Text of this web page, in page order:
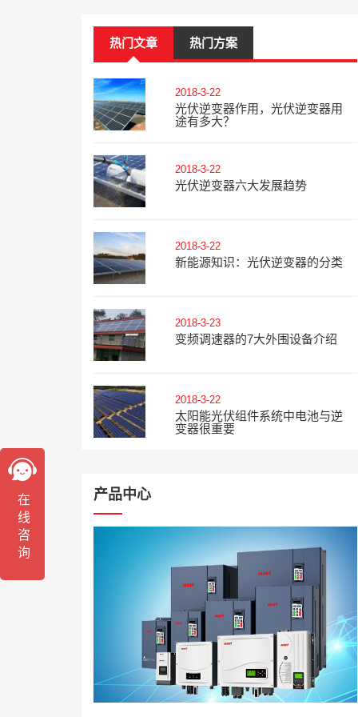
热门文章 热门方案
2018-3-22
光伏逆变器作用，光伏逆变器用
途有多大？
2018-3-22
光伏逆变器六大发展趋势
2018-3-22
新能源知识：光伏逆变器的分类
2018-3-23
变频调速器的7大外围设备介绍
2018-3-22
太阳能光伏组件系统中电池与逆
变器很重要
产品中心
在线咨询